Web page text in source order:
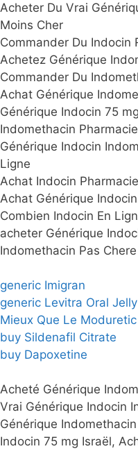
Acheter Du Vrai
Moins Cher
Commander Du Indocin
Achetez Générique
Commander Du
Achat Générique
Générique Indocin 75
Indomethacin
Générique Indocin
Ligne
Achat Indocin
Achat Générique
Combien Indocin En
acheter Générique
Indomethacin Pas
generic Imigran
generic Levitra Oral Jelly
Mieux Que Le Moduretic
buy Sildenafil Citrate
buy Dapoxetine
Acheté Générique
Vrai Générique Indocin
Générique
Indocin 75 mg Israël,